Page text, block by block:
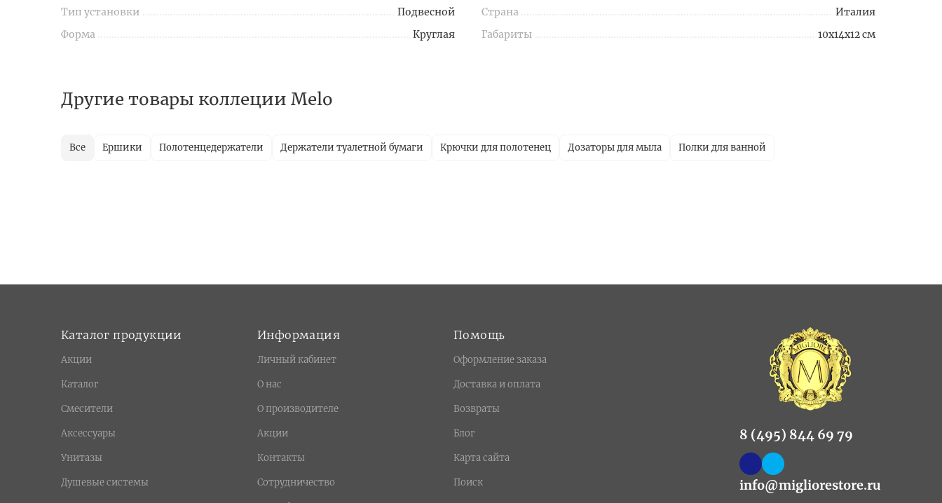
Тип установки
Подвесной
Форма
Круглая
Страна
Италия
Габариты
10x14x12 см
Другие товары коллеции Melo
Все Ершики Полотенцедержатели Держатели туалетной бумаги Крючки для полотенец Дозаторы для мыла Полки для ванной
Каталог продукции
Акции
Каталог
Смесители
Аксессуары
Унитазы
Душевые системы
Информация
Личный кабинет
О нас
О производителе
Акции
Контакты
Сотрудничество
Помощь
Оформление заказа
Доставка и оплата
Возвраты
Блог
Карта сайта
Поиск
8 (495) 844 69 79
info@migliorestore.ru